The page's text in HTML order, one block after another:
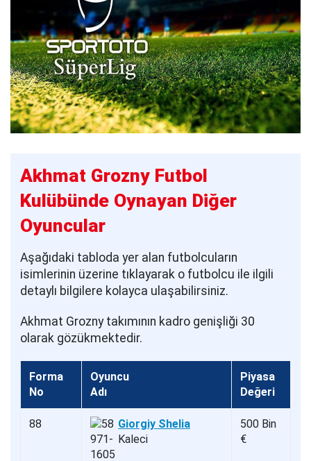
Akhmat Grozny Futbol
Kulübünde Oynayan Diğer
Oyuncular
Aşağıdaki tabloda yer alan futbolcuların
isimlerinin üzerine tıklayarak o futbolcu ile ilgili
detaylı bilgilere kolayca ulaşabilirsiniz.
Akhmat Grozny takımının kadro genişliği 30
olarak gözükmektedir.
Forma
No
Oyuncu
Adı
Piyasa
Değeri
88
Giorgiy Shelia
Kaleci
500 Bin
€